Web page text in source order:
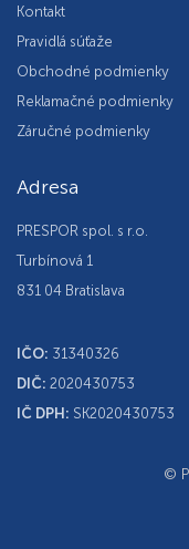
Kontakt
Pravidlá súťaže
Obchodné podmienky
Reklamačné podmienky
Záručné podmienky
Adresa
PRESPOR spol. s r.o.
Turbínová 1
831 04 Bratislava
IČO: 31340326
DIČ: 2020430753
IČ DPH: SK2020430753
©